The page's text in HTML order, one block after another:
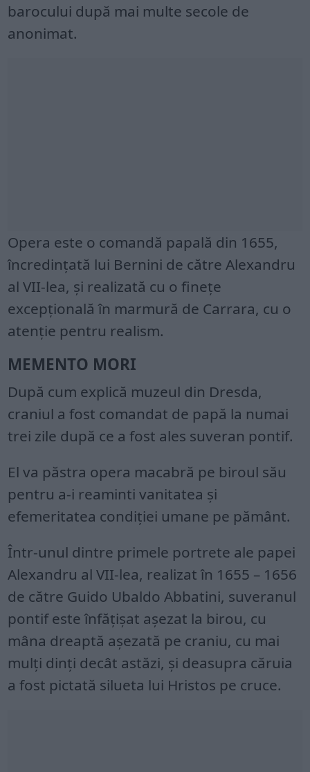
barocului după mai multe secole de
anonimat.
Opera este o comandă papală din 1655,
încredințată lui Bernini de către Alexandru
al VII-lea, și realizată cu o finețe
excepțională în marmură de Carrara, cu o
atenție pentru realism.
MEMENTO MORI
După cum explică muzeul din Dresda,
craniul a fost comandat de papă la numai
trei zile după ce a fost ales suveran pontif.
El va păstra opera macabră pe biroul său
pentru a-i reaminti vanitatea și
efemeritatea condiției umane pe pământ.
Într-unul dintre primele portrete ale papei
Alexandru al VII-lea, realizat în 1655 – 1656
de către Guido Ubaldo Abbatini, suveranul
pontif este înfățișat așezat la birou, cu
mâna dreaptă așezată pe craniu, cu mai
mulți dinți decât astăzi, și deasupra căruia
a fost pictată silueta lui Hristos pe cruce.